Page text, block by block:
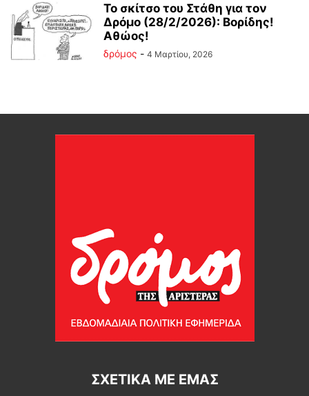
Το σκίτσο του Στάθη για τον
Δρόμο (28/2/2026): Βορίδης!
Αθώος!
δρόμος - 4 Μαρτίου, 2026
ΣΧΕΤΙΚΆ ΜΕ ΕΜΆΣ